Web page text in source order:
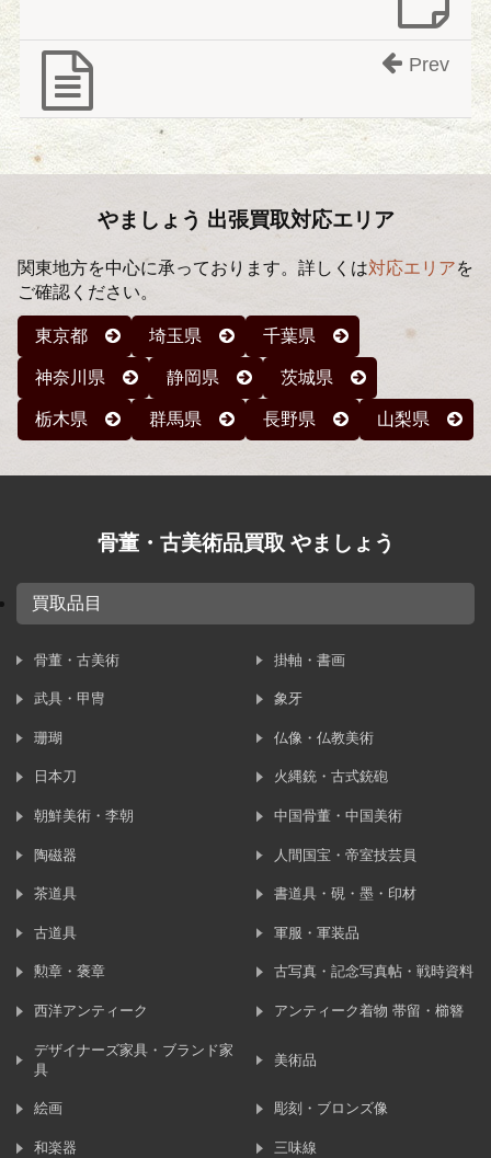
Prev
やましょう 出張買取対応エリア
関東地方を中心に承っております。詳しくは対応エリアを
ご確認ください。
東京都 埼玉県 千葉県
神奈川県 静岡県 茨城県
栃木県 群馬県 長野県 山梨県
骨董・古美術品買取 やましょう
買取品目
骨董・古美術 掛軸・書画
武具・甲冑 象牙
珊瑚 仏像・仏教美術
日本刀 火縄銃・古式銃砲
朝鮮美術・李朝 中国骨董・中国美術
陶磁器 人間国宝・帝室技芸員
茶道具 書道具・硯・墨・印材
古道具 軍服・軍装品
勲章・褒章 古写真・記念写真帖・戦時資料
西洋アンティーク アンティーク着物 帯留・櫛簪
デザイナーズ家具・ブランド家
具
美術品
絵画 彫刻・ブロンズ像
和楽器 三味線